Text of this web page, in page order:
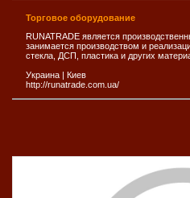
Торговое оборудование
RUNATRADE является
занимается производством и
стекла, ДСП, пластика и других
Украина
Киев
http://runatrade.com.ua/